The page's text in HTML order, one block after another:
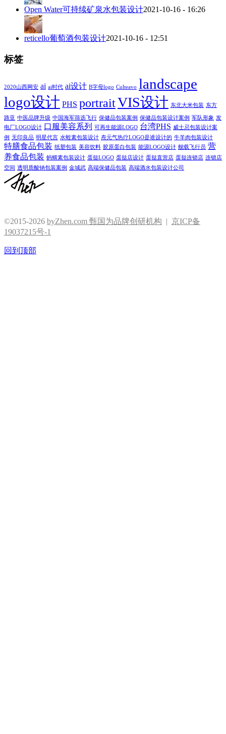
Open Water可持续矿泉水包装设计2021-10-16 - 16:26
reticello葡萄酒包装设计2021-10-16 - 12:51
标签
2020山西网安 ai ai时代 ai设计 B字母logo Culteavo landscape
logo设计 PHS portraitVIS设计 东北大米包装 东方
路亚 中医品牌升级 中国海军筛选飞行 保健品包装案例 保健品包装设计案例 军队形象 发
电厂LOGO设计 口服美容系列 可再生能源LOGO 台湾PHS 威士忌包装设计案
例 无印良品 明星代言 水蛭素包装设计 焘元气热疗LOGO是谁设计的 牛羊肉包装设计
特膳食品包装 纸塑包装 美容饮料 胶原蛋白包装 能源LOGO设计 舰载飞行员 营
养食品包装 蚂蟥素包装设计 蛋挞LOGO 蛋挞店设计 蛋挞直营店 蛋挞连锁店 连锁店
空间 透明质酸钠包装案例 金城武 高端保健品包装 高端酒水包装设计公司
©2015-2026 byZhen.com 甄国为品牌创研机构 | 京ICP备
19037215号-1
回到顶部